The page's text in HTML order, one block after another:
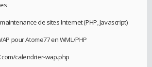
de sites Internet (PHP, Javascript).
pour Atome77 en WML/PHP
calendrier-wap.php